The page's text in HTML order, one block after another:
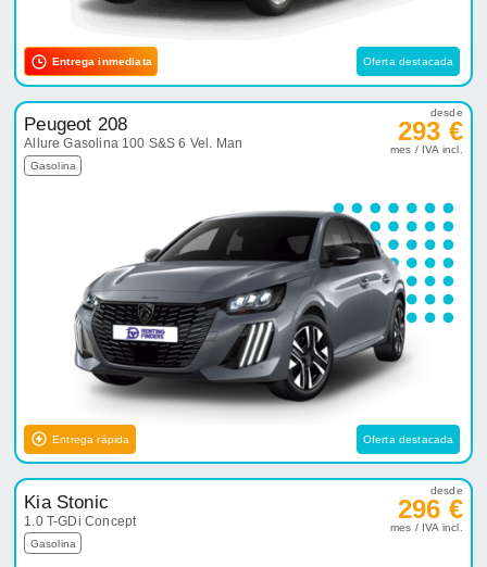
Entrega inmediata Oferta destacada
Peugeot 208
Allure Gasolina 100 S&S 6 Vel. Man
Gasolina
desde
293 €
mes / IVA incl.
Entrega rápida Oferta destacada
Kia Stonic
1.0 T-GDi Concept
Gasolina
desde
296 €
mes / IVA incl.